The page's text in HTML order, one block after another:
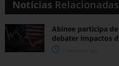
Notícias Relacionadas
Abinee participa
debater impactos